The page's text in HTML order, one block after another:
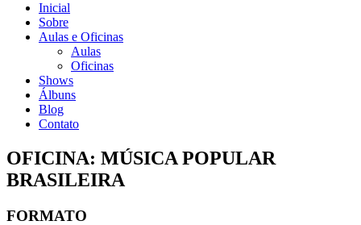
Inicial
Sobre
Aulas e Oficinas
Aulas
Oficinas
Shows
Álbuns
Blog
Contato
OFICINA: MÚSICA POPULAR
BRASILEIRA
FORMATO